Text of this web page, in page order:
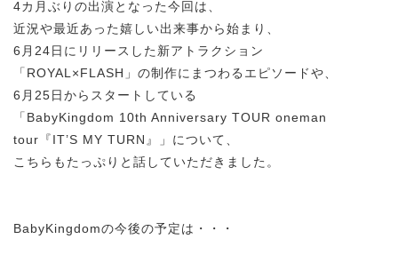
4カ月ぶりの出演となった今回は、
近況や最近あった嬉しい出来事から始まり、
6月24日にリリースした新アトラクション
「ROYAL×FLASH」の制作にまつわるエピソードや、
6月25日からスタートしている
「BabyKingdom 10th Anniversary TOUR oneman
tour『IT’S MY TURN』」について、
こちらもたっぷりと話していただきました。
BabyKingdomの今後の予定は・・・